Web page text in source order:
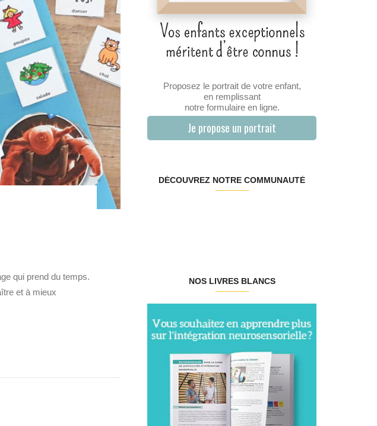
qui prend du temps.
et à mieux
Proposez le portrait de votre enfant,
en remplissant
notre formulaire en ligne.
Je propose un portrait
DÉCOUVREZ NOTRE COMMUNAUTÉ
NOS LIVRES BLANCS